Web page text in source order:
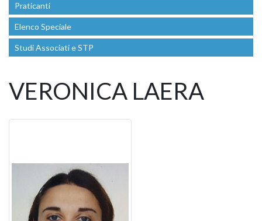
Praticanti
Elenco Speciale
Studi Associati e STP
VERONICA LAERA